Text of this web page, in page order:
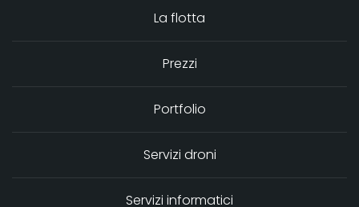
La flotta
Prezzi
Portfolio
Servizi droni
Servizi informatici